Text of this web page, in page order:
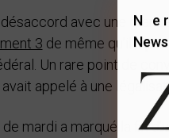
avec une
3 de même qu’il a
Un rare point de
appelé à une
mardi a marqué la fin
Ne ratez rien, inscrivez-vous à la